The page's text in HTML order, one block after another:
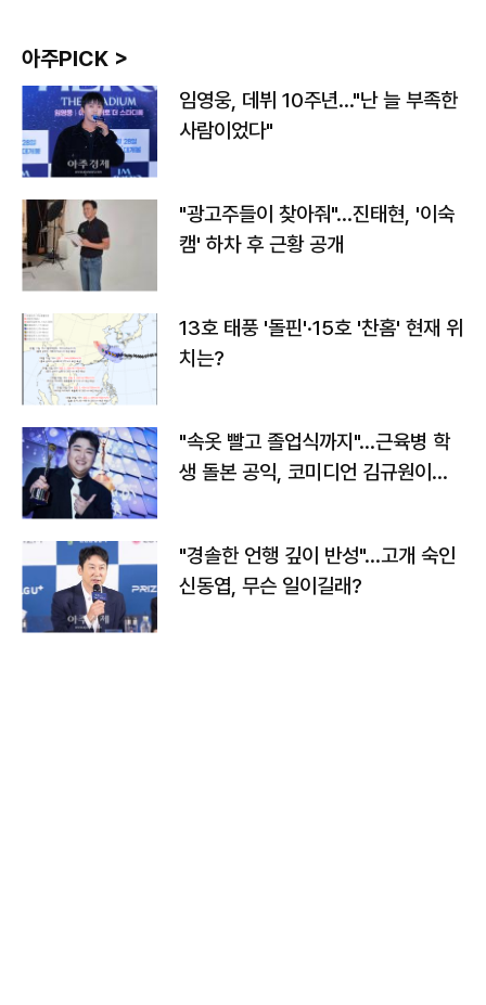
아주PICK >
임영웅, 데뷔 10주년…"난 늘 부족한
사람이었다"
"광고주들이 찾아줘"…진태현, '이숙
캠' 하차 후 근황 공개
13호 태풍 '돌핀'·15호 '찬홈' 현재 위
치는?
"속옷 빨고 졸업식까지"…근육병 학
생 돌본 공익, 코미디언 김규원이었
"경솔한 언행 깊이 반성"…고개 숙인
신동엽, 무슨 일이길래?